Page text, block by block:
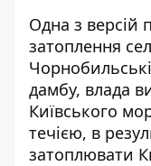
Одна з версій
затоплення
дамбу, влада
Київського
течією, в
затоплювати